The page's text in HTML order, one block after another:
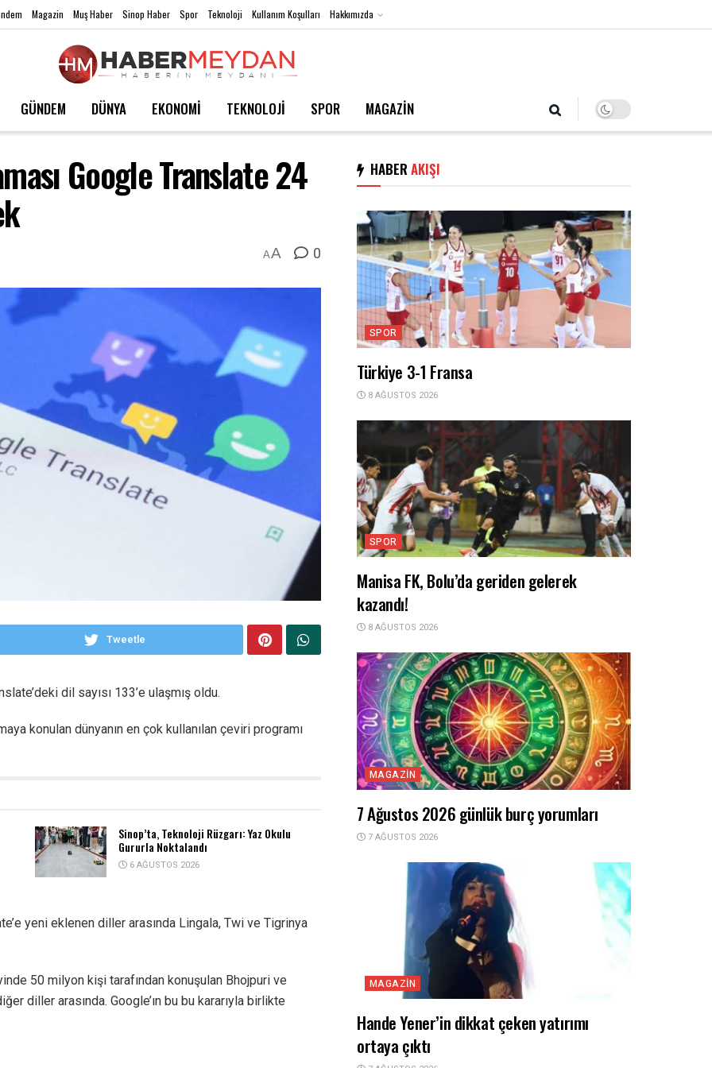
Magazin Muş Haber Sinop Haber Spor Teknoloji Kullanım Koşulları Hakkımızda
GÜNDEM DÜNYA EKONOMİ TEKNOLOJİ SPOR MAGAZİN
Google Translate 24
AA 0
Tweetle
dil sayısı 133’e ulaşmış oldu.
konulan dünyanın en çok kullanılan çeviri programı
Sinop’ta, Teknoloji Rüzgarı: Yaz Okulu
Gururla Noktalandı
6 AĞUSTOS 2026
yeni eklenen diller arasında Lingala, Twi ve Tigrinya
50 milyon kişi tarafından konuşulan Bhojpuri ve
diller arasında. Google’ın bu bu kararıyla birlikte
HABER AKIŞI
SPOR
Türkiye 3-1 Fransa
8 AĞUSTOS 2026
SPOR
Manisa FK, Bolu’da geriden gelerek
kazandı!
8 AĞUSTOS 2026
MAGAZIN
7 Ağustos 2026 günlük burç yorumları
7 AĞUSTOS 2026
MAGAZIN
Hande Yener’in dikkat çeken yatırımı
ortaya çıktı